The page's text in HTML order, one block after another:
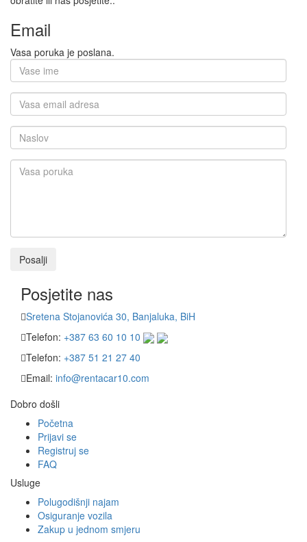
Email
Vasa poruka je poslana.
Posalji
Posjetite nas
Sretena Stojanovića 30, Banjaluka, BiH
Telefon: +387 63 60 10 10
Telefon: +387 51 21 27 40
Email: info@rentacar10.com
Dobro došli
Početna
Prijavi se
Registruj se
FAQ
Usluge
Polugodišnji najam
Osiguranje vozila
Zakup u jednom smjeru